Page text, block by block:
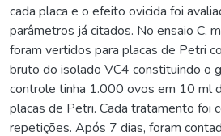
cada placa e o efeito ovicida foi
parâmetros já citados. No ensaio C,
foram vertidos para placas de Petri
bruto do isolado VC4 constituindo o
controle tinha 1.000 ovos em 10 ml
placas de Petri. Cada tratamento foi
repetições. Após 7 dias, foram